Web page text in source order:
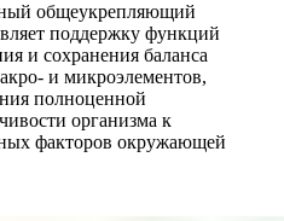
общеукрепляющий
поддержку функций
и сохранения баланса
и микроэлементов,
полноценной
организма к
факторов окружающей